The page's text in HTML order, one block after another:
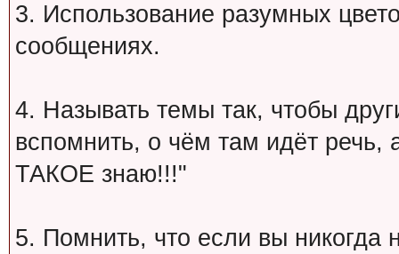
3. Использование разумных
сообщениях.
4. Называть темы так, чтобы
вспомнить, о чём там идёт речь,
ТАКОЕ знаю!!!"
5. Помнить, что если вы никогда